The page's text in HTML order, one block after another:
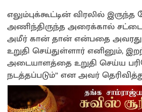
எலும்புக்கூட்டின் விரலில் இருந்த
அணிந்திருந்த அரைக்கால்
அமீர் கான் தான் என்பதை
உறுதி செய்துள்ளார் எனினும்,
அடையாளத்தை உறுதி செய்ய
நடத்தப்படும்” என அவர்